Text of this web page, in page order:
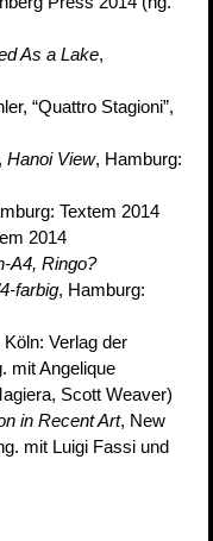
As a Lake,
“Quattro Stagioni”,
Hanoi View, Hamburg:
Textem 2014
2014
A4, Ringo?
farbig, Hamburg:
Verlag der
mit Angelique
Scott Weaver)
in Recent Art, New
mit Luigi Fassi und